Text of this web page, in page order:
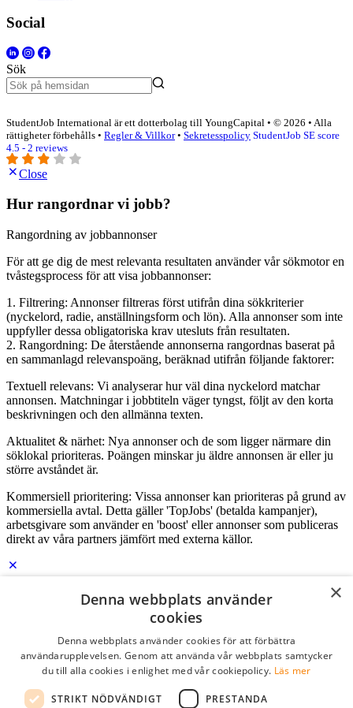
Social
Sök
StudentJob International är ett dotterbolag till YoungCapital • © 2026 • Alla
rättigheter förbehålls • Regler & Villkor• Sekretesspolicy StudentJob SE score
4.5 - 2 reviews
Close
Hur rangordnar vi jobb?
Rangordning av jobbannonser
För att ge dig de mest relevanta resultaten använder vår sökmotor en
tvåstegsprocess för att visa jobbannonser:
1. Filtrering: Annonser filtreras först utifrån dina sökkriterier
(nyckelord, radie, anställningsform och lön). Alla annonser som inte
uppfyller dessa obligatoriska krav utesluts från resultaten.
2. Rangordning: De återstående annonserna rangordnas baserat på
en sammanlagd relevanspoäng, beräknad utifrån följande faktorer:
Textuell relevans: Vi analyserar hur väl dina nyckelord matchar
annonsen. Matchningar i jobbtiteln väger tyngst, följt av den korta
beskrivningen och den allmänna texten.
Aktualitet & närhet: Nya annonser och de som ligger närmare din
söklokal prioriteras. Poängen minskar ju äldre annonsen är eller ju
större avståndet är.
Kommersiell prioritering: Vissa annonser kan prioriteras på grund av
kommersiella avtal. Detta gäller 'TopJobs' (betalda kampanjer),
arbetsgivare som använder en 'boost' eller annonser som publiceras
direkt av våra partners jämfört med externa källor.
Logga in som företag
Lösenord
kom ihåg mig
×
Denna webbplats använder
cookies
Denna webbplats använder cookies för att förbättra
användarupplevelsen. Genom att använda vår webbplats samtycker
du till alla cookies i enlighet med vår cookiepolicy. Läs mer
STRIKT NÖDVÄNDIGT PRESTANDA